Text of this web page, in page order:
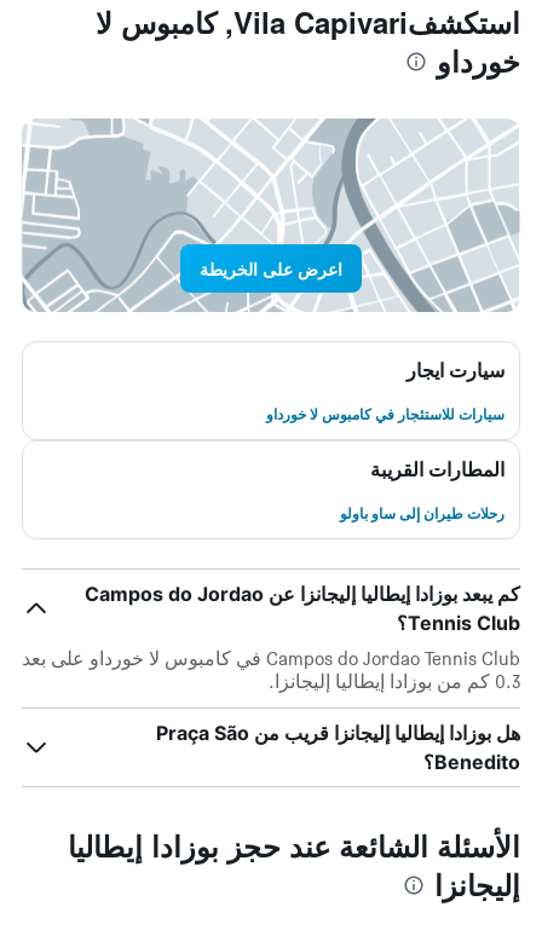
استكشفVila Capivari, كامبوس لا
خورداو
اعرض على الخريطة
سيارت ايجار
سيارات للاستئجار في كامبوس لا خورداو
المطارات القريبة
رحلات طيران إلى ساو باولو
كم يبعد بوزادا إيطاليا إليجانزا عن Campos do Jordao
Tennis Club؟
Campos do Jordao Tennis Club في كامبوس لا خورداو على بعد
0.3 كم من بوزادا إيطاليا إليجانزا.
هل بوزادا إيطاليا إليجانزا قريب من Praça São
Benedito؟
الأسئلة الشائعة عند حجز بوزادا إيطاليا
إليجانزا